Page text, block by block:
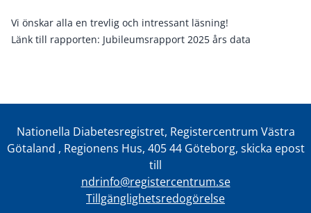
Vi önskar alla en trevlig och intressant läsning!
Länk till rapporten: Jubileumsrapport 2025 års data
Nationella Diabetesregistret, Registercentrum Västra
Götaland , Regionens Hus, 405 44 Göteborg, skicka epost
till
ndrinfo@registercentrum.se
Tillgänglighetsredogörelse